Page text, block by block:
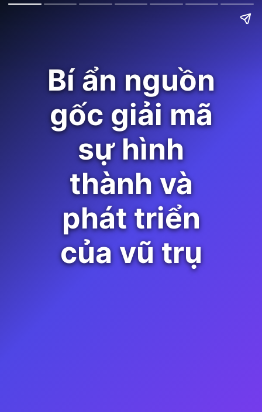
Bí ẩn nguồn
gốc giải mã
sự hình
thành và
phát triển
của vũ trụ